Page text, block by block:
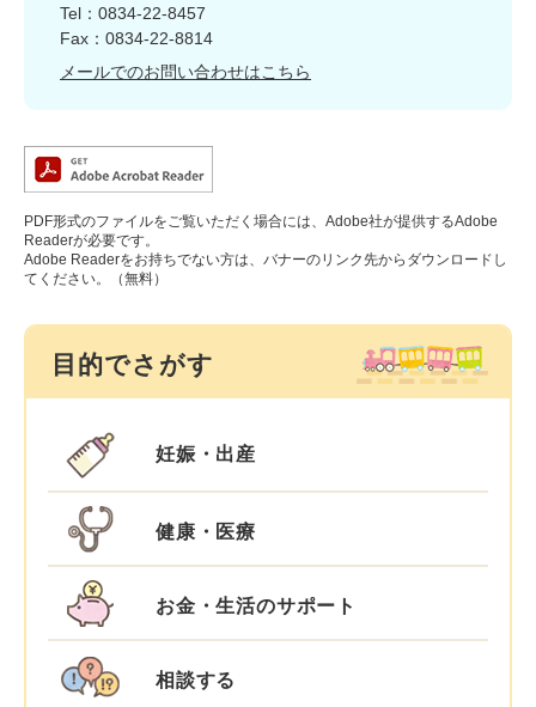
Tel：0834-22-8457
Fax：0834-22-8814
メールでのお問い合わせはこちら
PDF形式のファイルをご覧いただく場合には、Adobe社が提供するAdobe
Readerが必要です。
Adobe Readerをお持ちでない方は、バナーのリンク先からダウンロードし
てください。（無料）
目的でさがす
妊娠・出産
健康・医療
お金・生活のサポート
相談する